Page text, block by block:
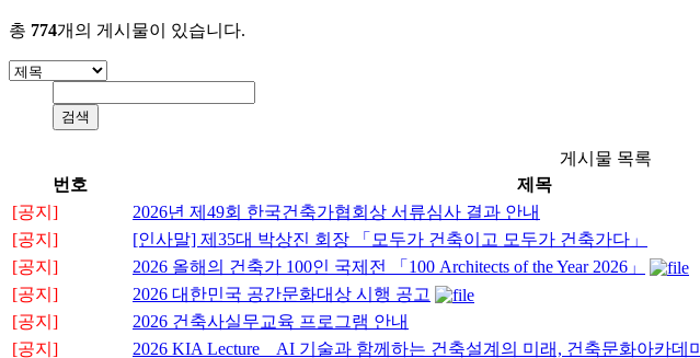
총 774개의 게시물이 있습니다.
게시물 목록
번호
제목
[공지]
2026년 제49회 한국건축가협회상 서류심사 결과 안내
[공지]
[인사말] 제35대 박상진 회장 「모두가 건축이고 모두가 건축가다」
[공지]
2026 올해의 건축가 100인 국제전 「100 Architects of the Year 2026」
[공지]
2026 대한민국 공간문화대상 시행 공고
[공지]
2026 건축사실무교육 프로그램 안내
[공지]
2026 KIA Lecture _ AI 기술과 함께하는 건축설계의 미래, 건축문화아카데미